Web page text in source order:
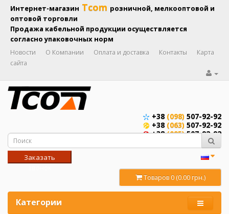
Интернет-магазин Tcom розничной, мелкооптовой и
оптовой торговли
Продажа кабельной продукции осуществляется
согласно упаковочных норм
Новости О Компании Оплата и доставка Контакты
Карта
сайта
+38 (098) 507-92-92
+38 (063) 507-92-92
+38(095)507-92-92
Заказать
Товаров 0 (0.00 грн.)
Категории